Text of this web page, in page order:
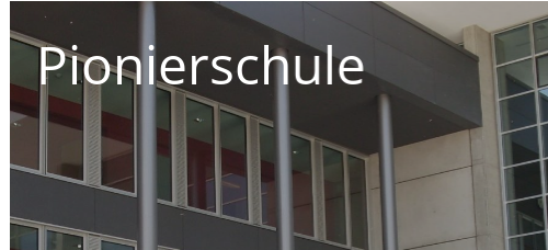
Flugzeug